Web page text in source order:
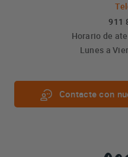
911
Horario de
Lunes a
Contacte con